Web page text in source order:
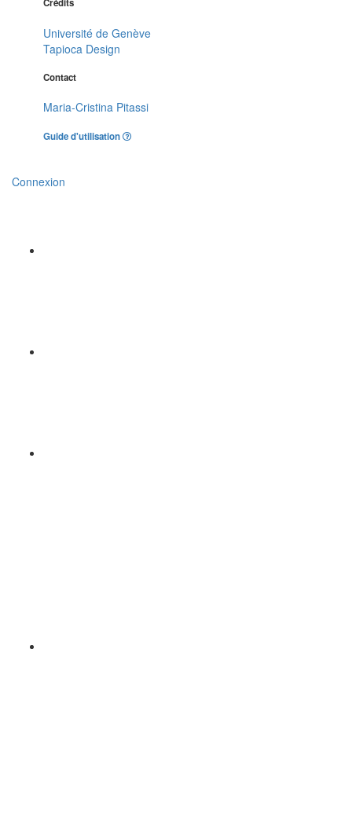
Crédits
Université de Genève
Tapioca Design
Contact
Maria-Cristina Pitassi
Guide d'utilisation
Connexion